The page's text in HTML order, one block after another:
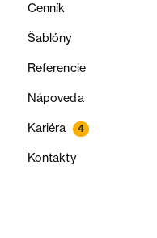
Cenník
Šablóny
Referencie
Nápoveda
Kariéra 4
Kontakty